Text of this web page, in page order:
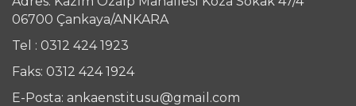
06700 Çankaya/ANKARA
Tel : 0312 424 1923
Faks: 0312 424 1924
E-Posta: ankaenstitusu@gmail.com